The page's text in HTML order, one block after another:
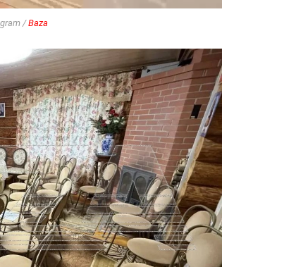
/Baza